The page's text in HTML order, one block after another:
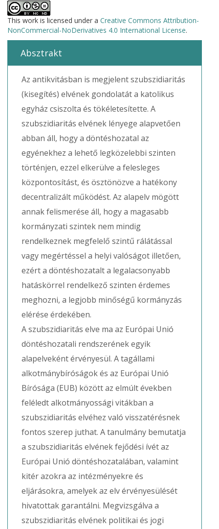
This work is licensed under a Creative Commons Attribution-
NonCommercial-NoDerivatives 4.0 International License.
Absztrakt
Az antikvitásban is megjelent szubszidiaritás
(kisegítés) elvének gondolatát a katolikus
egyház csiszolta és tökéletesítette. A
szubszidiaritás elvének lényege alapvetően
abban áll, hogy a döntéshozatal az
egyénekhez a lehető legközelebbi szinten
történjen, ezzel elkerülve a felesleges
központosítást, és ösztönözve a hatékony
decentralizált működést. Az alapelv mögött
annak felismerése áll, hogy a magasabb
kormányzati szintek nem mindig
rendelkeznek megfelelő szintű rálátással
vagy megértéssel a helyi valóságot illetően,
ezért a döntéshozatalt a legalacsonyabb
hatáskörrel rendelkező szinten érdemes
meghozni, a legjobb minőségű kormányzás
elérése érdekében.
A szubszidiaritás elve ma az Európai Unió
döntéshozatali rendszerének egyik
alapelveként érvényesül. A tagállami
alkotmánybíróságok és az Európai Unió
Bírósága (EUB) között az elmúlt években
feléledt alkotmányossági vitákban a
szubszidiaritás elvéhez való visszatérésnek
fontos szerep juthat. A tanulmány bemutatja
a szubszidiaritás elvének fejődési ívét az
Európai Unió döntéshozatalában, valamint
kitér azokra az intézményekre és
eljárásokra, amelyek az elv érvényesülését
hivatottak garantálni. Megvizsgálva a
szubszidiaritás elvének politikai és jogi